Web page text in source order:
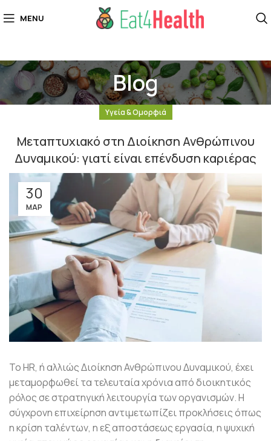
MENU
Blog
Υγεία & Ομορφιά
Μεταπτυχιακό στη Διοίκηση Ανθρώπινου
Δυναμικού: γιατί είναι επένδυση καριέρας
30
ΜΑΡ
Το HR, ή αλλιώς Διοίκηση Ανθρώπινου Δυναμικού, έχει
μεταμορφωθεί τα τελευταία χρόνια από διοικητικός
ρόλος σε στρατηγική λειτουργία των οργανισμών. Η
σύγχρονη επιχείρηση αντιμετωπίζει προκλήσεις όπως
η κρίση ταλέντων, η εξ αποστάσεως εργασία, η ψυχική